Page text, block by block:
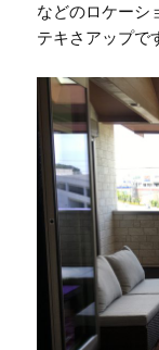
などのロケーシ
テキさアップで